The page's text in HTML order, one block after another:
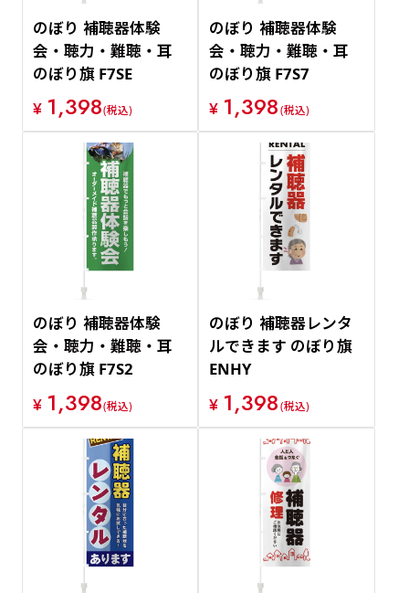
のぼり 補聴器体験
会・聴力・難聴・耳
のぼり旗 F7SE
¥ 1,398(税込)
のぼり 補聴器体験
会・聴力・難聴・耳
のぼり旗 F7S7
¥ 1,398(税込)
のぼり 補聴器体験
会・聴力・難聴・耳
のぼり旗 F7S2
¥ 1,398(税込)
のぼり 補聴器レンタ
ルできます のぼり旗
ENHY
¥ 1,398(税込)